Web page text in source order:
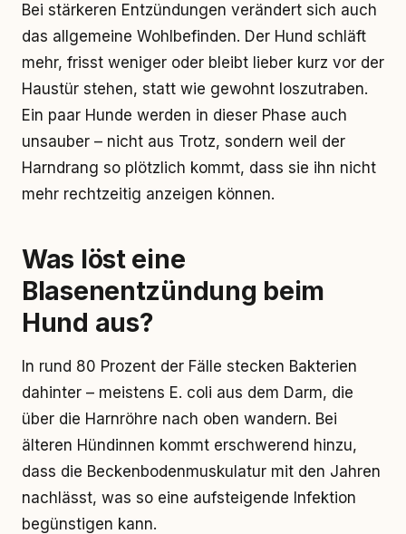
Bei stärkeren Entzündungen verändert sich auch
das allgemeine Wohlbefinden. Der Hund schläft
mehr, frisst weniger oder bleibt lieber kurz vor der
Haustür stehen, statt wie gewohnt loszutraben.
Ein paar Hunde werden in dieser Phase auch
unsauber – nicht aus Trotz, sondern weil der
Harndrang so plötzlich kommt, dass sie ihn nicht
mehr rechtzeitig anzeigen können.
Was löst eine
Blasenentzündung beim
Hund aus?
In rund 80 Prozent der Fälle stecken Bakterien
dahinter – meistens E. coli aus dem Darm, die
über die Harnröhre nach oben wandern. Bei
älteren Hündinnen kommt erschwerend hinzu,
dass die Beckenbodenmuskulatur mit den Jahren
nachlässt, was so eine aufsteigende Infektion
begünstigen kann.